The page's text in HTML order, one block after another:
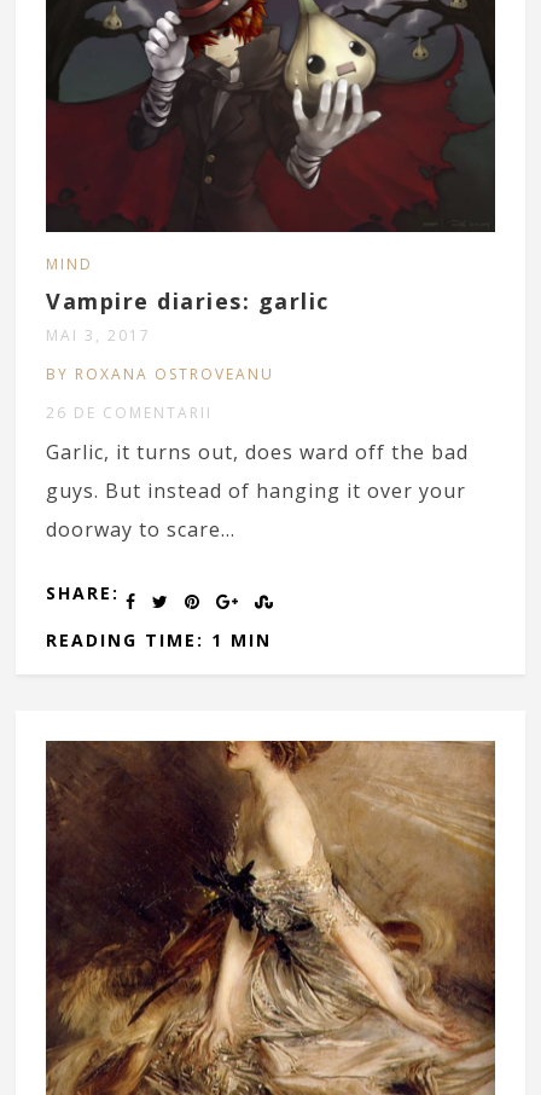
MIND
Vampire diaries: garlic
MAI 3, 2017
BY ROXANA OSTROVEANU
26 DE COMENTARII
Garlic, it turns out, does ward off the bad
guys. But instead of hanging it over your
doorway to scare…
SHARE:
READING TIME: 1 MIN